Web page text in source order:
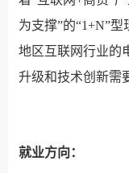
为支撑”的“1+N”
地区互联网行业的
升级和技术创新需
就业方向：